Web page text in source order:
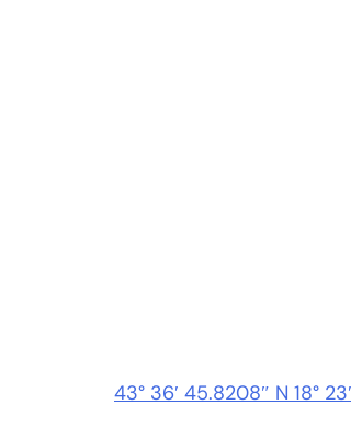
43° 36′ 45.8208″ N 18°